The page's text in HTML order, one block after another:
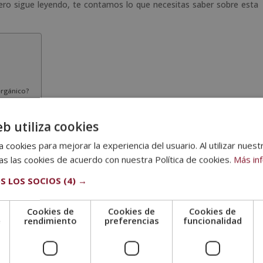
sigue leyendo, te contamos lo que necesitas saber sobre esta
a través de procedimientos ecológicos. Esto quiere decir
en el suelo que se cosechan.
saludables. Esto es así porque no contienen residuos tóxicos
alteran el balance bioquímico del organismo. Además,
mayormente nutritivos.
alimento orgánico?
utiliza cookies
cookies para mejorar la experiencia del usuario. Al utilizar
las cookies de acuerdo con nuestra Política de cookies. Más
LOS SOCIOS (4) →
Cookies de
rendimiento
Cookies de
preferencias
Cookies de
funcionalidad